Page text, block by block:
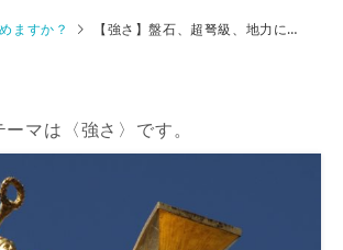
ますか？ 【強さ】盤石、超弩級、地力に勝る、強力無双、抜山蓋世
マは〈強さ〉です。